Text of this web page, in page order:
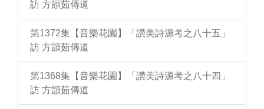
訪 方顗茹傳道
第1372集【音樂花園】「讚美詩源考之八十五」
訪 方顗茹傳道
第1368集【音樂花園】「讚美詩源考之八十四」
訪 方顗茹傳道